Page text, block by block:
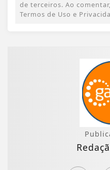
de terceiros. Ao
Termos de Uso e